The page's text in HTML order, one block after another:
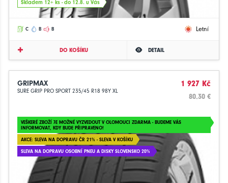
Skladem 12+ ks - do 12.8. u Vás
C B B Letní
DO KOŠÍKU DETAIL
GRIPMAX
SURE GRIP PRO SPORT 235/45 R18 98Y XL
1 927 Kč
80.30 €
VEŠKERÉ ZBOŽÍ JE MOŽNÉ VYZVEDOUT V OLOMOUCI ZDARMA - BUDEME VÁS
INFORMOVAT, KDY BUDE PŘIPRAVENO!
AKCE: SLEVA NA DOPRAVU ČR 21% - SLEVA V KOŠÍKU
SLEVA NA DOPRAVU OSOBNÍ PNEU A DISKY SLOVENSKO 20%